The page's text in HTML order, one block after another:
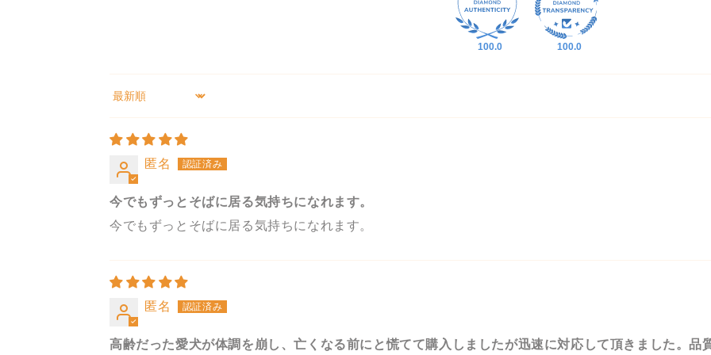
100.0 100.0
Sort by
匿名
今でもずっとそばに居る気持ちになれます。
今でもずっとそばに居る気持ちになれます。
匿名
高齢だった愛犬が体調を崩し、亡くなる前にと慌てて購入しましたが迅速に対応して頂きました。品